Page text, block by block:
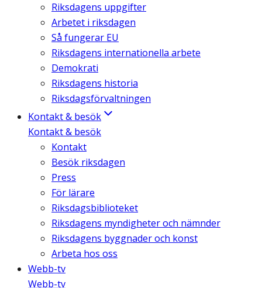
Riksdagens uppgifter
Arbetet i riksdagen
Så fungerar EU
Riksdagens internationella arbete
Demokrati
Riksdagens historia
Riksdagsförvaltningen
Kontakt & besök
Kontakt & besök
Kontakt
Besök riksdagen
Press
För lärare
Riksdagsbiblioteket
Riksdagens myndigheter och nämnder
Riksdagens byggnader och konst
Arbeta hos oss
Webb-tv
Webb-tv